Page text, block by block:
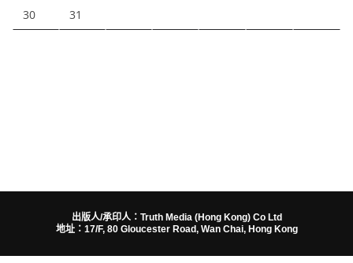
30 31
出版人/承印人：Truth Media (Hong Kong) Co Ltd
地址：17/F, 80 Gloucester Road, Wan Chai, Hong Kong